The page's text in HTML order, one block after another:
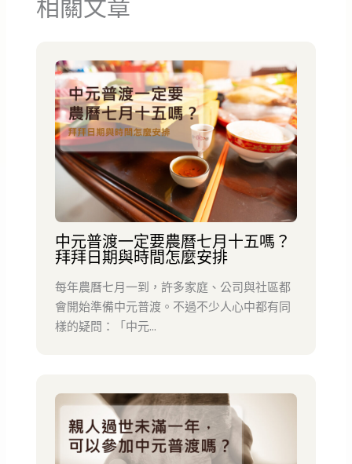
中元普渡一定要農曆七月十五嗎？
拜拜日期與時間怎麼安排
每年農曆七月一到，許多家庭、公司與社區都
會開始準備中元普渡。不過不少人心中都有同
樣的疑問：「中元...